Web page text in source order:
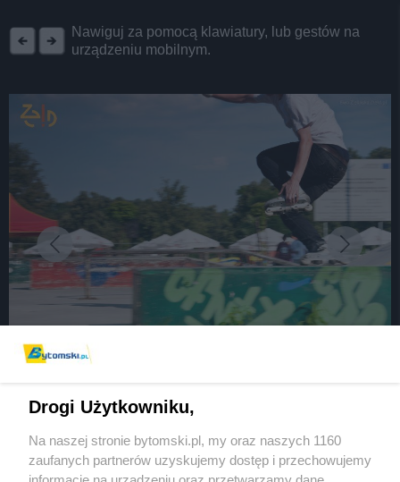
Nawiguj za pomocą klawiatury, lub gestów na
urządzeniu mobilnym.
nowe dzieło Opery Śląskiej
Wydawca mediów lokalnych
Drogi Użytkowniku,
Na naszej stronie bytomski.pl, my oraz naszych 1160
zaufanych partnerów uzyskujemy dostęp i przechowujemy